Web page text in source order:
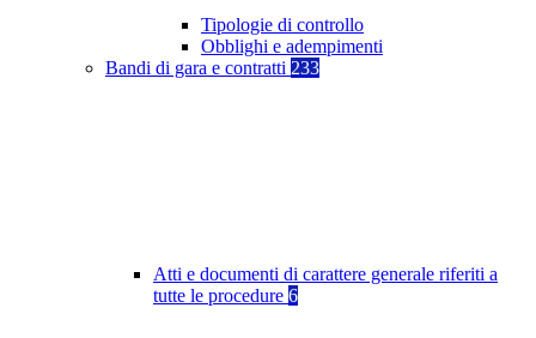
Tipologie di controllo
Obblighi e adempimenti
Bandi di gara e contratti 233
Atti e documenti di carattere generale riferiti a
tutte le procedure 6